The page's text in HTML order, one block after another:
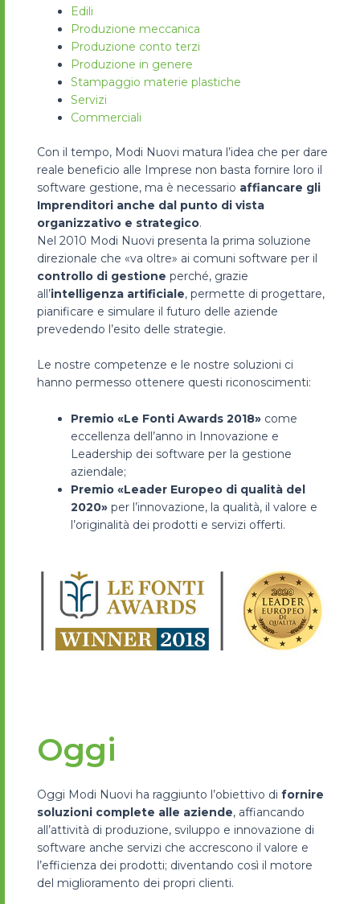
Edili
Produzione meccanica
Produzione conto terzi
Produzione in genere
Stampaggio materie plastiche
Servizi
Commerciali
Con il tempo, Modi Nuovi matura l’idea che per dare
reale beneficio alle Imprese non basta fornire loro il
software gestione, ma è necessario affiancare gli
Imprenditori anche dal punto di vista
organizzativo e strategico.
Nel 2010 Modi Nuovi presenta la prima soluzione
direzionale che «va oltre» ai comuni software per il
controllo di gestione perché, grazie
all’intelligenza artificiale, permette di progettare,
pianificare e simulare il futuro delle aziende
prevedendo l’esito delle strategie.
Le nostre competenze e le nostre soluzioni ci
hanno permesso ottenere questi riconoscimenti:
Premio «Le Fonti Awards 2018» come
eccellenza dell’anno in Innovazione e
Leadership dei software per la gestione
aziendale;
Premio «Leader Europeo di qualità del
2020» per l’innovazione, la qualità, il valore e
l’originalità dei prodotti e servizi offerti.
Oggi
Oggi Modi Nuovi ha raggiunto l’obiettivo di fornire
soluzioni complete alle aziende, affiancando
all’attività di produzione, sviluppo e innovazione di
software anche servizi che accrescono il valore e
l’efficienza dei prodotti; diventando così il motore
del miglioramento dei propri clienti.